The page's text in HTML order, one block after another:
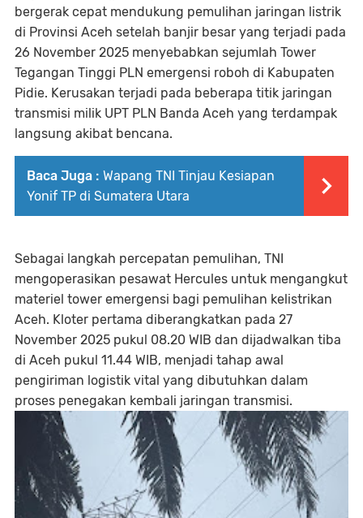
bergerak cepat mendukung pemulihan jaringan listrik
di Provinsi Aceh setelah banjir besar yang terjadi pada
26 November 2025 menyebabkan sejumlah Tower
Tegangan Tinggi PLN emergensi roboh di Kabupaten
Pidie. Kerusakan terjadi pada beberapa titik jaringan
transmisi milik UPT PLN Banda Aceh yang terdampak
langsung akibat bencana.
Baca Juga : Wapang TNI Tinjau Kesiapan
Yonif TP di Sumatera Utara
Sebagai langkah percepatan pemulihan, TNI
mengoperasikan pesawat Hercules untuk mengangkut
materiel tower emergensi bagi pemulihan kelistrikan
Aceh. Kloter pertama diberangkatkan pada 27
November 2025 pukul 08.20 WIB dan dijadwalkan tiba
di Aceh pukul 11.44 WIB, menjadi tahap awal
pengiriman logistik vital yang dibutuhkan dalam
proses penegakan kembali jaringan transmisi.